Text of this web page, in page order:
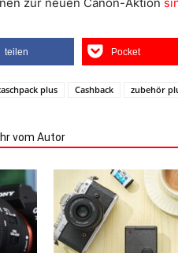
teilen Pocket
plus Cashback zubehör
vom Autor